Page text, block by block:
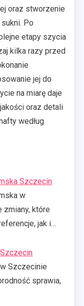
oraz stworzenie
Po
etapy szycia
kilka razy przed
jej do
na miarę daje
oraz detali
według
Szczecin
w
które
jak i…
Szczecinie
sprawia,